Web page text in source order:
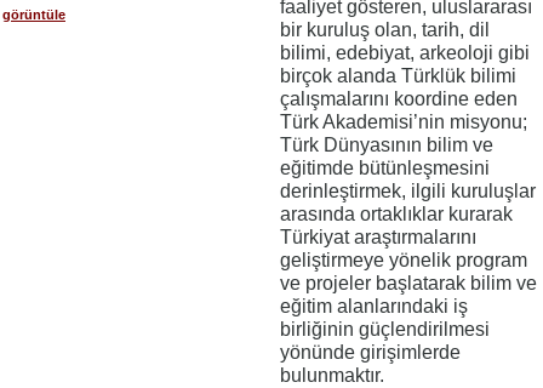
görüntüle
faaliyet gösteren, uluslararası
bir kuruluş olan, tarih, dil
bilimi, edebiyat, arkeoloji gibi
birçok alanda Türklük bilimi
çalışmalarını koordine eden
Türk Akademisi’nin misyonu;
Türk Dünyasının bilim ve
eğitimde bütünleşmesini
derinleştirmek, ilgili kuruluşlar
arasında ortaklıklar kurarak
Türkiyat araştırmalarını
geliştirmeye yönelik program
ve projeler başlatarak bilim ve
eğitim alanlarındaki iş
birliğinin güçlendirilmesi
yönünde girişimlerde
bulunmaktır.